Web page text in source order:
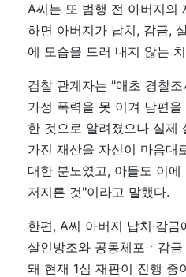
A씨는 또 범행 전 아버지의
하면 아버지가 납치, 감금,
에 모습을 드러 내지 않는
검찰 관계자는 "애초 경찰
가정 폭력을 못 이겨 남편
한 것으로 알려졌으나 실제
가진 재산을 자신이 마음대
대한 분노였고, 아들도 이
저지른 것"이라고 말했다.
한편, A씨 아버지 납치·감
살인방조와 공동체포ㆍ감
돼 현재 1심 재판이 진행 중